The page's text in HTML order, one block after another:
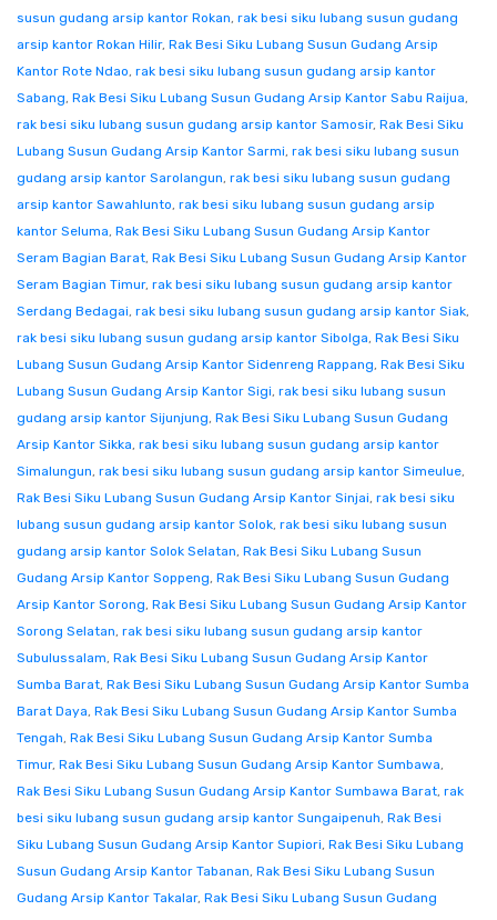
susun gudang arsip kantor Rokan, rak besi siku lubang susun gudang
arsip kantor Rokan Hilir, Rak Besi Siku Lubang Susun Gudang Arsip
Kantor Rote Ndao, rak besi siku lubang susun gudang arsip kantor
Sabang, Rak Besi Siku Lubang Susun Gudang Arsip Kantor Sabu Raijua,
rak besi siku lubang susun gudang arsip kantor Samosir, Rak Besi Siku
Lubang Susun Gudang Arsip Kantor Sarmi, rak besi siku lubang susun
gudang arsip kantor Sarolangun, rak besi siku lubang susun gudang
arsip kantor Sawahlunto, rak besi siku lubang susun gudang arsip
kantor Seluma, Rak Besi Siku Lubang Susun Gudang Arsip Kantor
Seram Bagian Barat, Rak Besi Siku Lubang Susun Gudang Arsip Kantor
Seram Bagian Timur, rak besi siku lubang susun gudang arsip kantor
Serdang Bedagai, rak besi siku lubang susun gudang arsip kantor Siak,
rak besi siku lubang susun gudang arsip kantor Sibolga, Rak Besi Siku
Lubang Susun Gudang Arsip Kantor Sidenreng Rappang, Rak Besi Siku
Lubang Susun Gudang Arsip Kantor Sigi, rak besi siku lubang susun
gudang arsip kantor Sijunjung, Rak Besi Siku Lubang Susun Gudang
Arsip Kantor Sikka, rak besi siku lubang susun gudang arsip kantor
Simalungun, rak besi siku lubang susun gudang arsip kantor Simeulue,
Rak Besi Siku Lubang Susun Gudang Arsip Kantor Sinjai, rak besi siku
lubang susun gudang arsip kantor Solok, rak besi siku lubang susun
gudang arsip kantor Solok Selatan, Rak Besi Siku Lubang Susun
Gudang Arsip Kantor Soppeng, Rak Besi Siku Lubang Susun Gudang
Arsip Kantor Sorong, Rak Besi Siku Lubang Susun Gudang Arsip Kantor
Sorong Selatan, rak besi siku lubang susun gudang arsip kantor
Subulussalam, Rak Besi Siku Lubang Susun Gudang Arsip Kantor
Sumba Barat, Rak Besi Siku Lubang Susun Gudang Arsip Kantor Sumba
Barat Daya, Rak Besi Siku Lubang Susun Gudang Arsip Kantor Sumba
Tengah, Rak Besi Siku Lubang Susun Gudang Arsip Kantor Sumba
Timur, Rak Besi Siku Lubang Susun Gudang Arsip Kantor Sumbawa,
Rak Besi Siku Lubang Susun Gudang Arsip Kantor Sumbawa Barat, rak
besi siku lubang susun gudang arsip kantor Sungaipenuh, Rak Besi
Siku Lubang Susun Gudang Arsip Kantor Supiori, Rak Besi Siku Lubang
Susun Gudang Arsip Kantor Tabanan, Rak Besi Siku Lubang Susun
Gudang Arsip Kantor Takalar, Rak Besi Siku Lubang Susun Gudang